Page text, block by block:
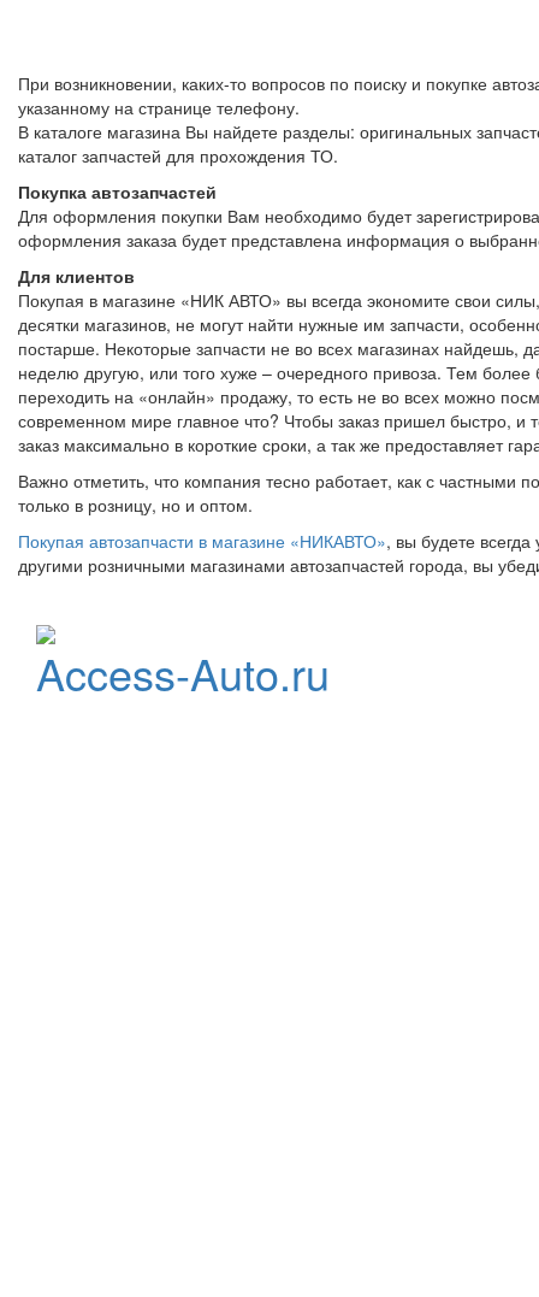
При возникновении, каких-то вопросов по поиску и покупке
указанному на странице телефону.
В каталоге магазина Вы найдете разделы: оригинальных
каталог запчастей для прохождения ТО.
Покупка автозапчастей
Для оформления покупки Вам необходимо будет
оформления заказа будет представлена информация о
Для клиентов
Покупая в магазине «НИК АВТО» вы всегда экономите свои
десятки магазинов, не могут найти нужные им запчасти,
постарше. Некоторые запчасти не во всех магазинах найдешь,
неделю другую, или того хуже – очередного привоза. Тем
переходить на «онлайн» продажу, то есть не во всех можно
современном мире главное что? Чтобы заказ пришел быстро,
заказ максимально в короткие сроки, а так же предоставляет
Важно отметить, что компания тесно работает, как с частными
только в розницу, но и оптом.
Покупая автозапчасти в магазине «НИКАВТО», вы будете
другими розничными магазинами автозапчастей города, вы
Access-Auto.ru